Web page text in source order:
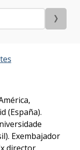
(España).
Exembajador